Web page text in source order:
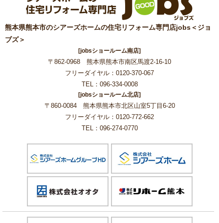
熊本県熊本市のシアーズホームの住宅リフォーム専門店jobs＜ジョ
ブズ＞
[jobsショールーム南店]
〒862-0968 熊本県熊本市南区馬渡2-16-10
フリーダイヤル：0120-370-067
TEL：096-334-0008
[jobsショールーム北店]
〒860-0084 熊本県熊本市北区山室5丁目6-20
フリーダイヤル：0120-772-662
TEL：096-274-0770